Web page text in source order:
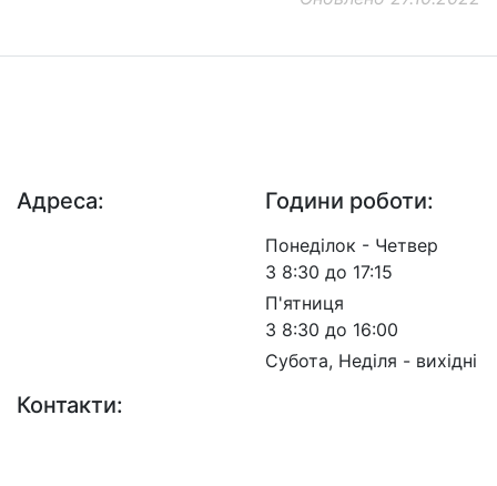
Адреса: Години роботи:
Понеділок - Четвер
З 8:30 до 17:15
П'ятниця
З 8:30 до 16:00
Субота, Неділя - вихідні
Контакти: